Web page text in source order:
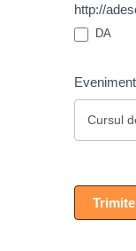
http://
DA
Trimite